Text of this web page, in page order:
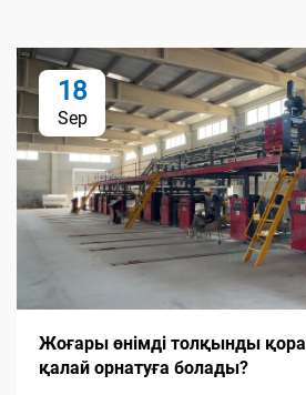
18
Sep
Жоғары өнімді толқынды
қалай орнатуға болады?